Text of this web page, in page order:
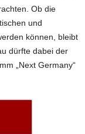
Ob die
und
können, bleibt
dürfte dabei der
„Next Germany“